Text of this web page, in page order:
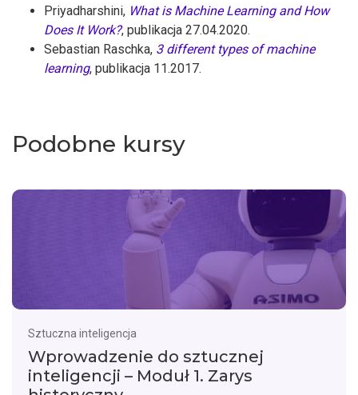
Priyadharshini, What is Machine Learning and How
Does It Work?, publikacja 27.04.2020.
Sebastian Raschka, 3 different types of machine
learning, publikacja 11.2017.
Podobne kursy
Sztuczna inteligencja
Wprowadzenie do sztucznej
inteligencji – Moduł 1. Zarys